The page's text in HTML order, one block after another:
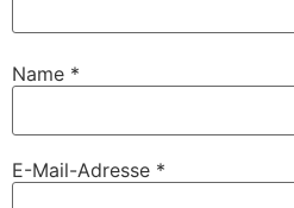
Name *
E-Mail-Adresse *